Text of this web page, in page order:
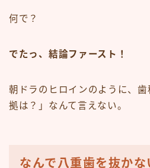
何で？
でたっ、結論ファースト！
朝ドラのヒロインのように、
拠は？」なんて言えない。
なんで八重歯を抜か